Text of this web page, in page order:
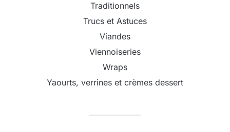
Traditionnels
Trucs et Astuces
Viandes
Viennoiseries
Wraps
Yaourts, verrines et crèmes dessert